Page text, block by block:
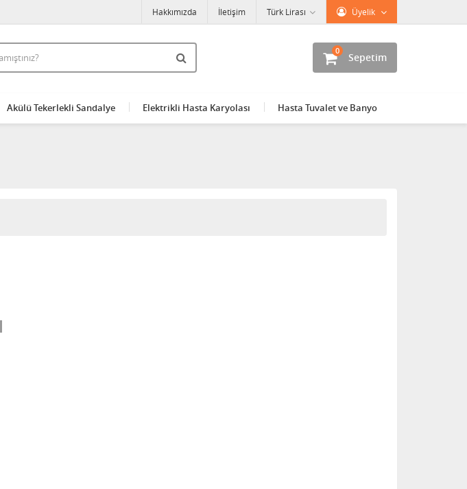
Üyelik
Türk Lirası
Hakkımızda İletişim
Sepetim
0
Akülü Tekerlekli Sandalye Elektrikli Hasta Karyolası Hasta Tuvalet ve Banyo